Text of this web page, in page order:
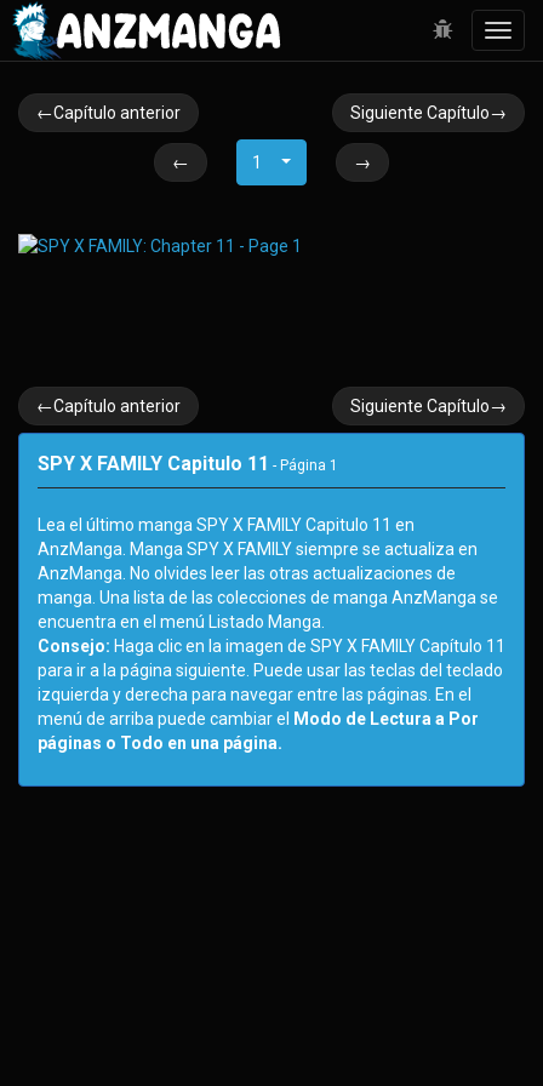
←Capítulo anterior Siguiente Capítulo→
← 1 →
←Capítulo anterior Siguiente Capítulo→
SPY X FAMILY Capitulo 11 - Página 1
Lea el último manga SPY X FAMILY Capitulo 11 en
AnzManga. Manga SPY X FAMILY siempre se actualiza en
AnzManga. No olvides leer las otras actualizaciones de
manga. Una lista de las colecciones de manga AnzManga se
encuentra en el menú Listado Manga.
Consejo: Haga clic en la imagen de SPY X FAMILY Capítulo 11
para ir a la página siguiente. Puede usar las teclas del teclado
izquierda y derecha para navegar entre las páginas. En el
menú de arriba puede cambiar el
Modo de Lectura a Por
páginas o Todo en una página.